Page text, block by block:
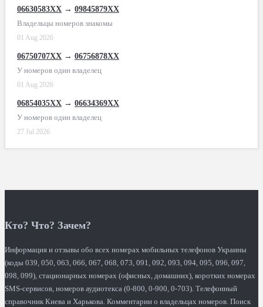
06630583XX → 09845879XX
Владельцы номеров знакомы
01 Aug 2026
06750707XX → 06756878XX
У номеров один владелец
01 Aug 2026
06854035XX → 06634369XX
У номеров один владелец
27 Jul 2026
Кто? Что? Зачем?
Информация и отзывы обо всех номерах мобильных телефонов Украины
(коды 039, 050, 063, 066, 067, 068, 073, 091, 092, 093, 094, 095, 096, 097,
098, 099), стационарных номерах (офисных, домашних), коротких номерах
SMS-сервисов, номеров аудиотекса (0-800, 0-900, 0-703). Телефонный
справочник Киева и Харькова. Комментарии о владельцах номеров. Поиск